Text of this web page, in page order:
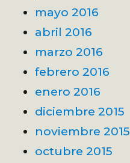
mayo 2016
abril 2016
marzo 2016
febrero 2016
enero 2016
diciembre 2015
noviembre 2015
octubre 2015